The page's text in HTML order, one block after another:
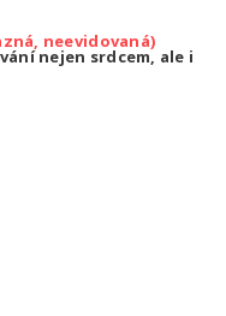
neevidovaná)
nejen srdcem, ale i